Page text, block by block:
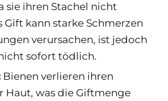
sie ihren Stachel nicht
Gift kann starke Schmerzen
verursachen, ist jedoch
sofort tödlich.
Bienen verlieren ihren
Haut, was die Giftmenge